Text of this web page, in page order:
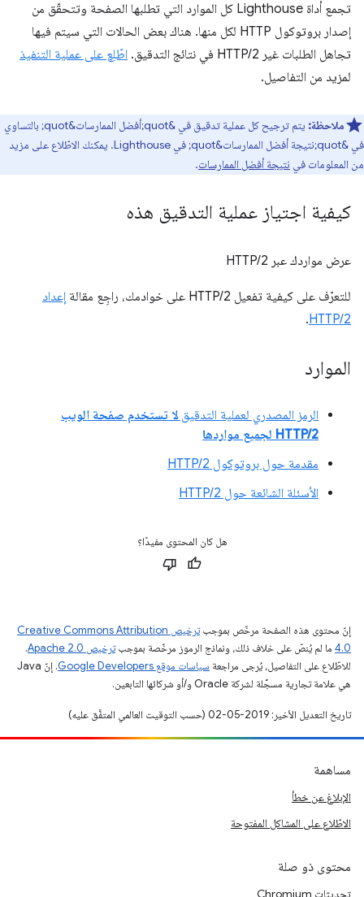
تجمع أداة Lighthouse كل الموارد التي تطلبها الصفحة وتتحقّق من
إصدار بروتوكول HTTP لكل منها. هناك بعض الحالات التي سيتم فيها
تجاهل الطلبات غير HTTP/2 في نتائج التدقيق.
اطّلِع على عملية التنفيذ
لمزيد من التفاصيل.
ملاحظة:
يتم ترجيح كل عملية تدقيق في &quot;أفضل الممارسات&quot; بالتساوي
في &quot;نتيجة أفضل الممارسات&quot; في Lighthouse. يمكنك الاطّلاع على مزيد
من المعلومات في نتيجة أفضل الممارسات.
كيفية اجتياز عملية التدقيق هذه
عرض مواردك عبر HTTP/2
للتعرّف على كيفية تفعيل HTTP/2 على خوادمك، راجِع مقالة
إعداد
HTTP/2
.
الموارد
الرمز المصدري لعملية التدقيقلا تستخدم صفحة الويب
HTTP/2 لجميع مواردها
مقدمة حول بروتوكول HTTP/2
الأسئلة الشائعة حول HTTP/2
هل كان المحتوى مفيدًا؟
إنّ محتوى هذه الصفحة مرخّص بموجب
ترخيص Creative Commons Attribution
4.0‏ ما لم يُنصّ على خلاف ذلك، ونماذج الرموز مرخّصة بموجبترخيص Apache 2.0‏
.
للاطّلاع على التفاصيل، يُرجى مراجعة سياسات موقع Google Developers‏
. إنّ Java
هي علامة تجارية مسجَّلة لشركة Oracle و/أو شركائها التابعين.
تاريخ التعديل الأخير: 2019-05-02 (حسب التوقيت العالمي المتفَّق عليه)
مساهمة
الإبلاغ عن خطأ
الاطّلاع على المشاكل المفتوحة
محتوى ذو صلة
تحديثات Chromium